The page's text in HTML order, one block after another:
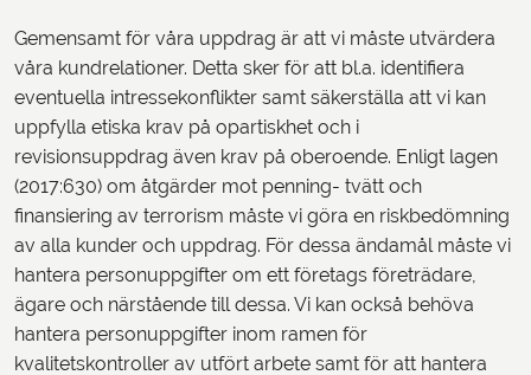
Gemensamt för våra uppdrag är att vi måste utvärdera
våra kundrelationer. Detta sker för att bl.a. identifiera
eventuella intressekonflikter samt säkerställa att vi kan
uppfylla etiska krav på opartiskhet och i
revisionsuppdrag även krav på oberoende. Enligt lagen
(2017:630) om åtgärder mot penning- tvätt och
finansiering av terrorism måste vi göra en riskbedömning
av alla kunder och uppdrag. För dessa ändamål måste vi
hantera personuppgifter om ett företags företrädare,
ägare och närstående till dessa. Vi kan också behöva
hantera personuppgifter inom ramen för
kvalitetskontroller av utfört arbete samt för att hantera